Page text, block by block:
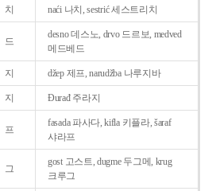
치 naći 나치, sestrić 세스트리치
드
desno 데스노, drvo 드르보, medved
메드베드
지 džep 제프, narudžba 나루지바
지 Ðurađ 주라지
프
fasada 파사다, kifla 키플라, šaraf
샤라프
그
gost 고스트, dugme 두그메, krug
크루그